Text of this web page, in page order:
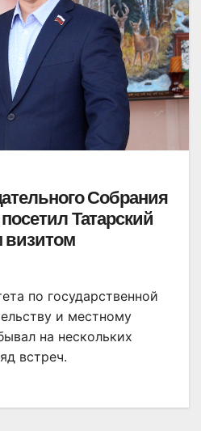
Собрания
Татарский
визитом
по государственной
и местному
на нескольких
встреч.